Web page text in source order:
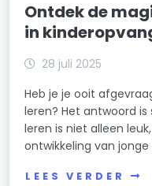
Ontdek de
in
28 juli 2025
Heb je je ooit
leren? Het antwoord
leren is niet alleen
ontwikkeling van jonge
LEES VERDER